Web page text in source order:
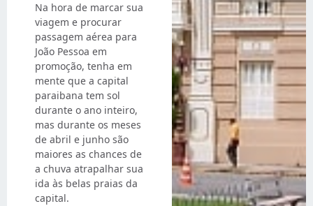
Na hora de marcar sua
viagem e procurar
passagem aérea para
João Pessoa em
promoção, tenha em
mente que a capital
paraibana tem sol
durante o ano inteiro,
mas durante os meses
de abril e junho são
maiores as chances de
a chuva atrapalhar sua
ida às belas praias da
capital.